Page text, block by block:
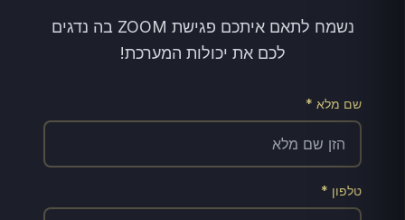
נשמח לתאם איתכם פגישת ZOOM בה נדגים
לכם את יכולות המערכת!
שם מלא *
טלפון *